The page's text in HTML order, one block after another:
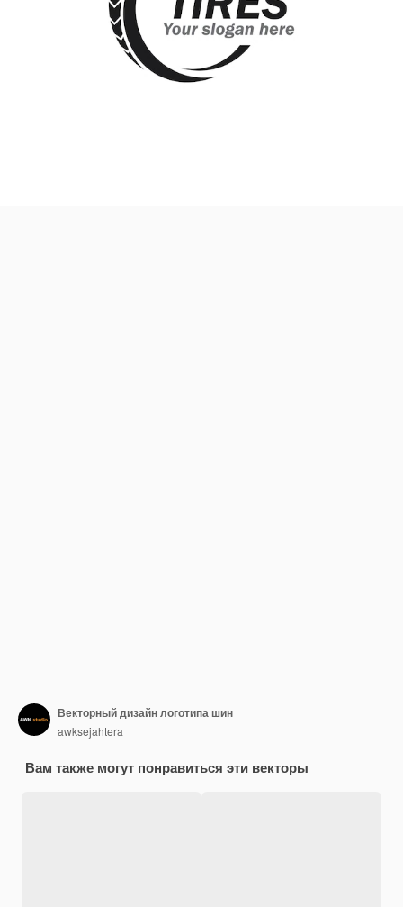
Векторный дизайн логотипа шин
awksejahtera
Вам также могут понравиться эти векторы